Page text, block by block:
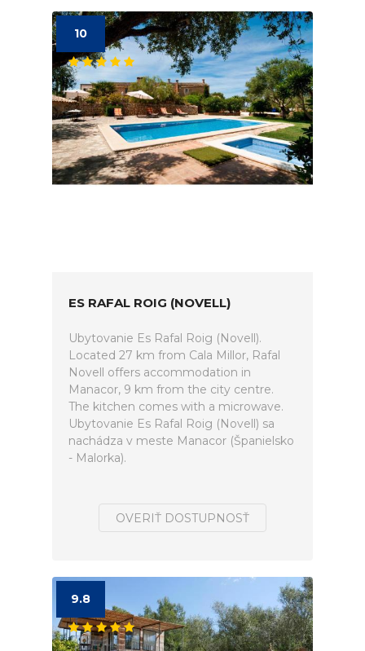
10
ES RAFAL ROIG (NOVELL)
Ubytovanie Es Rafal Roig (Novell).
Located 27 km from Cala Millor, Rafal
Novell offers accommodation in
Manacor, 9 km from the city centre.
The kitchen comes with a microwave.
Ubytovanie Es Rafal Roig (Novell) sa
nachádza v meste Manacor (Španielsko
- Malorka).
OVERIŤ DOSTUPNOSŤ
9.8